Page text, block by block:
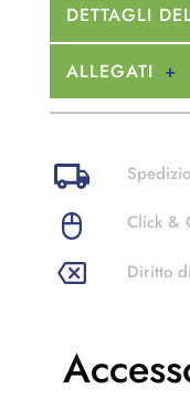
DETTAGLI
ALLEGATI
Click &
Diritto